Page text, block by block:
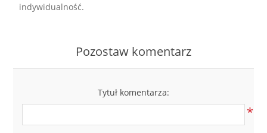
indywidualność.
Pozostaw komentarz
Tytuł komentarza:
*